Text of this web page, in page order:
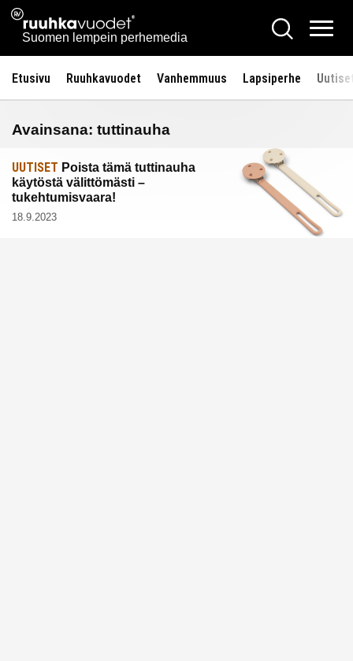
Siirry
sisältöön
Ruuhkavuodet.fi
Suomen lempein perhemedia
Hae
Etusivu Ruuhkavuodet Vanhemmuus Lapsiperhe
Avainsana: tuttinauha
UUTISET Poista tämä tuttinauha
käytöstä välittömästi –
tukehtumisvaara!
18.9.2023